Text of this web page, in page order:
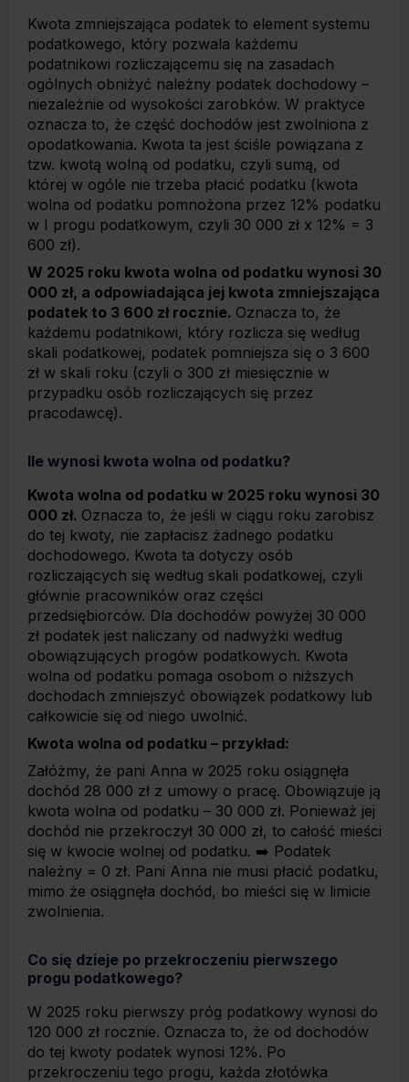
Kwota zmniejszająca podatek to element systemu
podatkowego, który pozwala każdemu
podatnikowi rozliczającemu się na zasadach
ogólnych obniżyć należny podatek dochodowy –
niezależnie od wysokości zarobków. W praktyce
oznacza to, że część dochodów jest zwolniona z
opodatkowania. Kwota ta jest ściśle powiązana z
tzw. kwotą wolną od podatku, czyli sumą, od
której w ogóle nie trzeba płacić podatku (kwota
wolna od podatku pomnożona przez 12% podatku
w I progu podatkowym, czyli 30 000 zł x 12% = 3
600 zł).
W 2025 roku kwota wolna od podatku wynosi 30
000 zł, a odpowiadająca jej kwota zmniejszająca
podatek to 3 600 zł rocznie. Oznacza to, że
każdemu podatnikowi, który rozlicza się według
skali podatkowej, podatek pomniejsza się o 3 600
zł w skali roku (czyli o 300 zł miesięcznie w
przypadku osób rozliczających się przez
pracodawcę).
Ile wynosi kwota wolna od podatku?
Kwota wolna od podatku w 2025 roku wynosi 30
000 zł. Oznacza to, że jeśli w ciągu roku zarobisz
do tej kwoty, nie zapłacisz żadnego podatku
dochodowego. Kwota ta dotyczy osób
rozliczających się według skali podatkowej, czyli
głównie pracowników oraz części
przedsiębiorców. Dla dochodów powyżej 30 000
zł podatek jest naliczany od nadwyżki według
obowiązujących progów podatkowych. Kwota
wolna od podatku pomaga osobom o niższych
dochodach zmniejszyć obowiązek podatkowy lub
całkowicie się od niego uwolnić.
Kwota wolna od podatku – przykład:
Załóżmy, że pani Anna w 2025 roku osiągnęła
dochód 28 000 zł z umowy o pracę. Obowiązuje ją
kwota wolna od podatku – 30 000 zł. Ponieważ jej
dochód nie przekroczył 30 000 zł, to całość mieści
się w kwocie wolnej od podatku. ➡️ Podatek
należny = 0 zł. Pani Anna nie musi płacić podatku,
mimo że osiągnęła dochód, bo mieści się w limicie
zwolnienia.
Co się dzieje po przekroczeniu pierwszego
progu podatkowego?
W 2025 roku pierwszy próg podatkowy wynosi do
120 000 zł rocznie. Oznacza to, że od dochodów
do tej kwoty podatek wynosi 12%. Po
przekroczeniu tego progu, każda złotówka